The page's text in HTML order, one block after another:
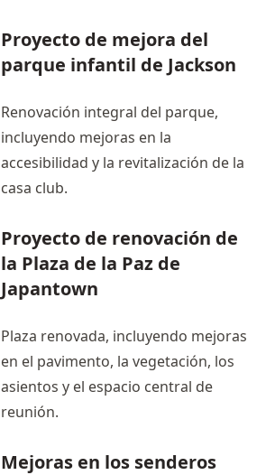
Proyecto de mejora del
parque infantil de Jackson
Renovación integral del parque,
incluyendo mejoras en la
accesibilidad y la revitalización de la
casa club.
Proyecto de renovación de
la Plaza de la Paz de
Japantown
Plaza renovada, incluyendo mejoras
en el pavimento, la vegetación, los
asientos y el espacio central de
reunión.
Mejoras en los senderos